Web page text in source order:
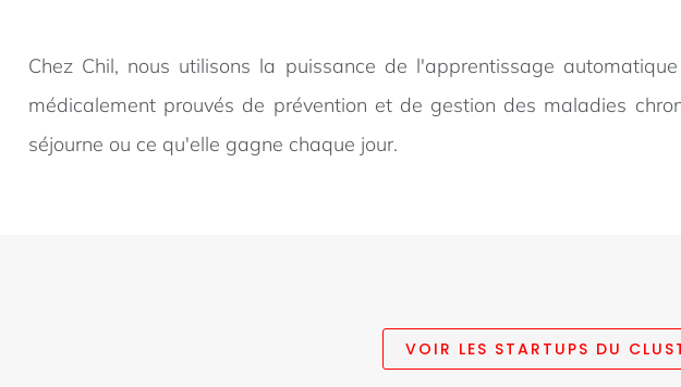
Chez Chil, nous utilisons la puissance de l'apprentissage
médicalement prouvés de prévention et de gestion des maladies
séjourne ou ce qu'elle gagne chaque jour.
VOIR LES STARTUPS DU